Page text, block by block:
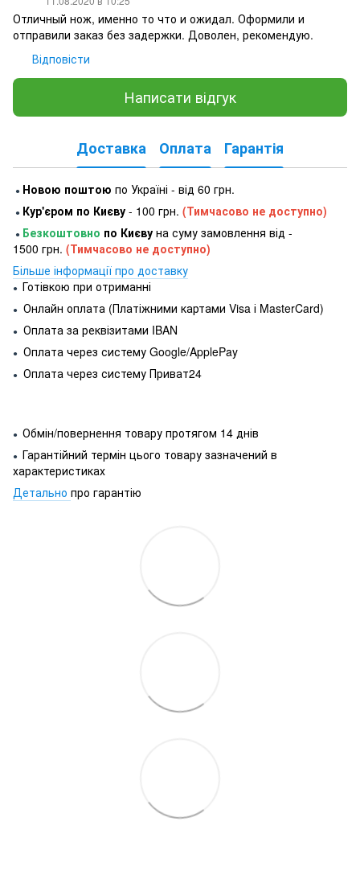
Отличный нож, именно то что и ожидал. Оформили и
отправили заказ без задержки. Доволен, рекомендую.
Відповісти
Написати відгук
Доставка Оплата Гарантія
● Новою поштою по Україні - від 60 грн.
● Кур'єром по Києву - 100 грн. (Тимчасово не доступно)
● Безкоштовно по Києву на суму замовлення від -
1500 грн. (Тимчасово не доступно)
Більше інформації про доставку
● Готівкою при отриманні
● Онлайн оплата (Платіжними картами Visa і MasterCard)
● Оплата за реквізитами IBAN
● Оплата через систему Google/ApplePay
● Оплата через систему Приват24
● Обмін/повернення товару протягом 14 днів
● Гарантійний термін цього товару зазначений в
характеристиках
Детально про гарантію